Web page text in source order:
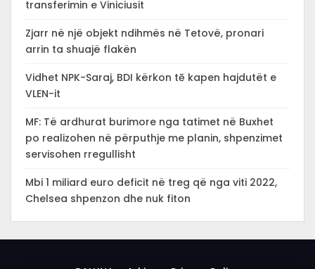
transferimin e Viniciusit
Zjarr në një objekt ndihmës në Tetovë, pronari
arrin ta shuajë flakën
Vidhet NPK-Saraj, BDI kërkon tē kapen hajdutët e
VLEN-it
MF: Të ardhurat burimore nga tatimet në Buxhet
po realizohen në përputhje me planin, shpenzimet
servisohen rregullisht
Mbi 1 miliard euro deficit në treg që nga viti 2022,
Chelsea shpenzon dhe nuk fiton